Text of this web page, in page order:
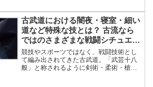
古武道における闇夜・寝室・細い
道など特殊な技とは？ 古流なら
ではのさまざまな戦闘シチュエー
ション
競技やスポーツではなく、戦闘技術とし
て編み出されてきた古武道。「武芸十八
般」と称されるように剣術・柔術・槍